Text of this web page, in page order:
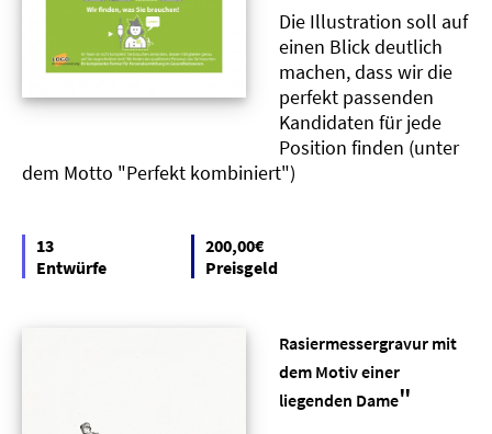
Die Illustration soll auf
einen Blick deutlich
machen, dass wir die
perfekt passenden
Kandidaten für jede
Position finden (unter
dem Motto "Perfekt kombiniert")
13
Entwürfe
200,00€
Preisgeld
Rasiermessergravur mit
dem Motiv einer
liegenden Dame"